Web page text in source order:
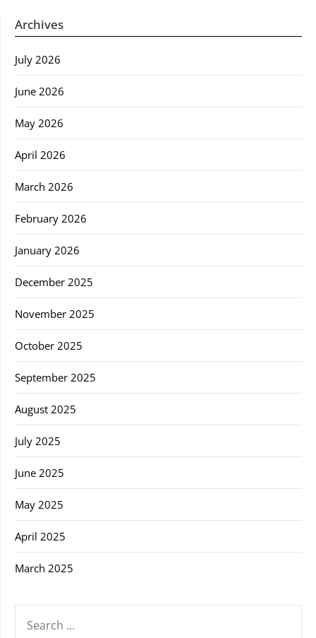
Archives
July 2026
June 2026
May 2026
April 2026
March 2026
February 2026
January 2026
December 2025
November 2025
October 2025
September 2025
August 2025
July 2025
June 2025
May 2025
April 2025
March 2025
FOR: